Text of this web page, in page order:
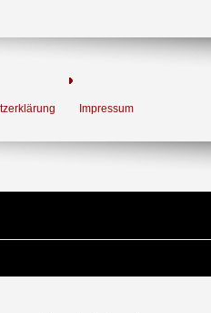
Impressum